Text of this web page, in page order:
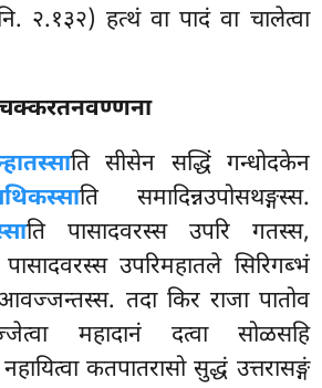
२.१३२) हत्थं वा पादं वा चालेत्वा
ति सीसेन सद्धिं गन्धोदकेन
ति समादिन्नउपोसथङ्गस्स.
ति पासादवरस्स उपरि गतस्स,
उपरिमहातले सिरिगब्भं
आवज्जन्तस्स. तदा किर राजा पातोव
महादानं दत्वा सोळसहि
कतपातरासो सुद्धं उत्तरासङ्गं